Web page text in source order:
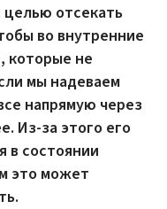
целью отсекать
во внутренние
которые не
мы надеваем
напрямую через
Из-за этого его
в состоянии
это может